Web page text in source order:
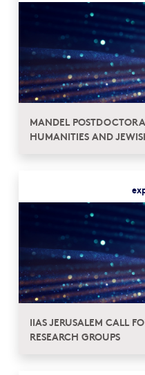
MANDEL
HUMANITIES AND
IIAS JERUSALEM CALL
RESEARCH GROUPS